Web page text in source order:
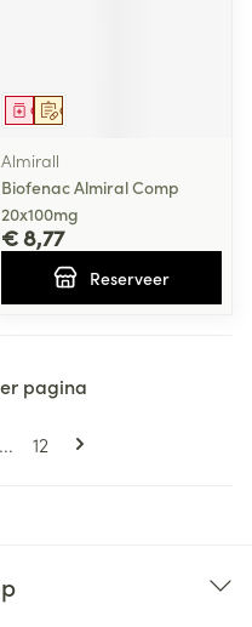
Op voorschrift
Geneesmiddel
Almirall
Biofenac Almiral Comp
20x100mg
€ 8,77
Reserveer
pagina
... Pagina
12
pagina